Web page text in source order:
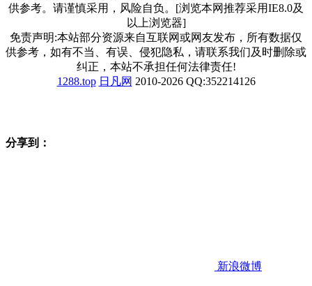
供参考。请谨慎采用，风险自负。[浏览本网推荐采用IE8.0及
以上浏览器]
免责声明:本站部分资源来自互联网或网友发布，所有数据仅
供参考，如有不当、有误、侵犯隐私，请联系我们及时删除或
纠正，本站不承担任何法律责任!
1288.top 日凡网 2010-2026 QQ:352214126
分享到：
新浪微博